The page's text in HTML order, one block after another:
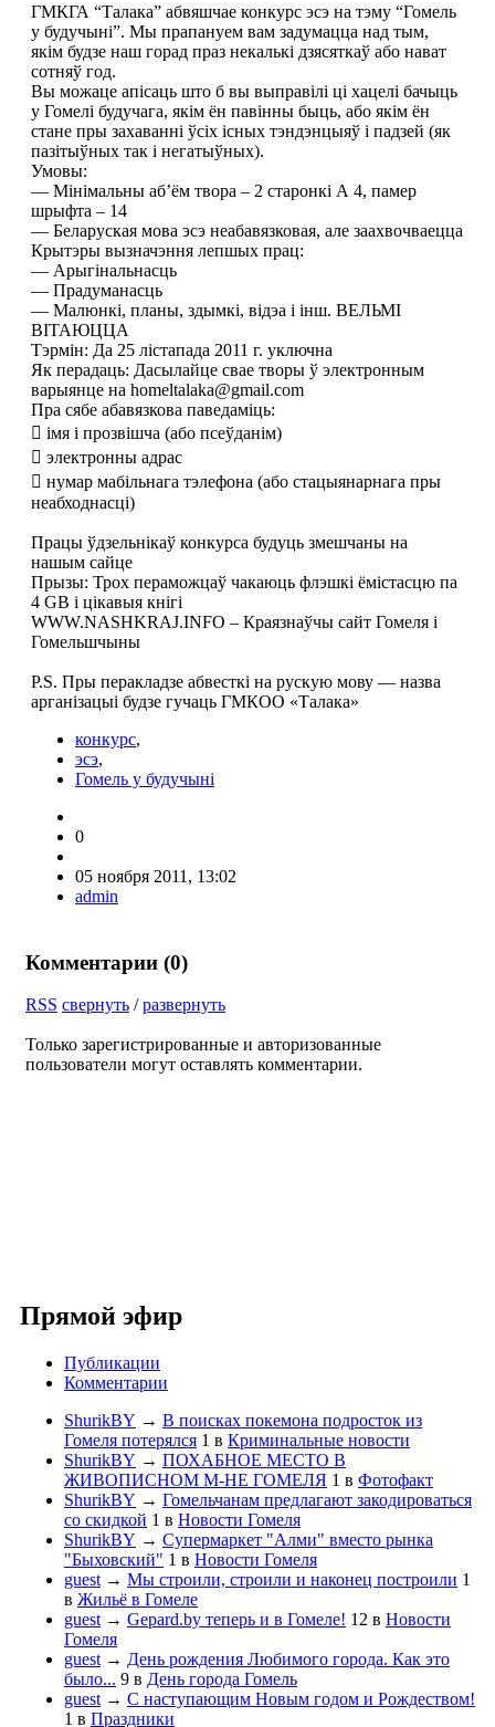
ГМКГА “Талака” абвяшчае конкурс эсэ на тэму “Гомель
у будучыні”. Мы прапануем вам задумацца над тым,
якім будзе наш горад праз некалькі дзясяткаў або нават
сотняў год.
Вы можаце апісаць што б вы выправілі ці хацелі бачыць
у Гомелі будучага, якім ён павінны быць, або якім ён
стане пры захаванні ўсіх існых тэндэнцыяў і падзей (як
пазітыўных так і негатыўных).
Умовы:
— Мінімальны аб’ём твора – 2 старонкі А 4, памер
шрыфта – 14
— Беларуская мова эсэ неабавязковая, але заахвочваецца
Крытэры вызначэння лепшых прац:
— Арыгінальнасць
— Прадуманасць
— Малюнкі, планы, здымкі, відэа і інш. ВЕЛЬМІ
ВІТАЮЦЦА
Тэрмін: Да 25 лістапада 2011 г. уключна
Як перадаць: Дасылайце свае творы ў электронным
варыянце на homeltalaka@gmail.com
Пра сябе абавязкова паведаміць:
 імя і прозвішча (або псеўданім)
 электронны адрас
 нумар мабільнага тэлефона (або стацыянарнага пры
неабходнасці)
Працы ўдзельнікаў конкурса будуць змешчаны на
нашым сайце
Прызы: Трох пераможцаў чакаюць флэшкі ёмістасцю па
4 GB і цікавыя кнігі
WWW.NASHKRAJ.INFO – Краязнаўчы сайт Гомеля і
Гомельшчыны
P.S. Пры перакладзе абвесткі на рускую мову — назва
арганізацыі будзе гучаць ГМКОО «Талака»
конкурс,
эсэ,
Гомель у будучыні
0
05 ноября 2011, 13:02
admin
Комментарии (0)
RSS свернуть /развернуть
Только зарегистрированные и авторизованные
пользователи могут оставлять комментарии.
Прямой эфир
Публикации
Комментарии
ShurikBY → В поисках покемона подросток из
Гомеля потерялся 1 в Криминальные новости
ShurikBY → ПОХАБНОЕ МЕСТО В
ЖИВОПИСНОМ М-НЕ ГОМЕЛЯ 1 в Фотофакт
ShurikBY → Гомельчанам предлагают закодироваться
со скидкой 1 в Новости Гомеля
ShurikBY → Супермаркет "Алми" вместо рынка
"Быховский" 1 в Новости Гомеля
guest → Мы строили, строили и наконец построили 1
в Жильё в Гомеле
guest → Gepard.by теперь и в Гомеле! 12 в Новости
Гомеля
guest → День рождения Любимого города. Как это
было... 9 в День города Гомель
guest → С наступающим Новым годом и Рождеством!
1 в Праздники